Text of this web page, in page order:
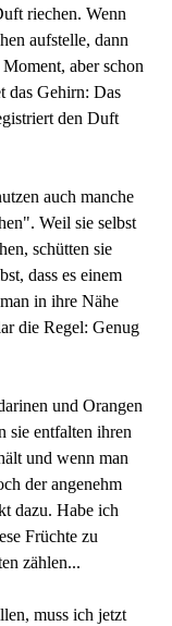
riechen. Wenn
aufstelle, dann
aber schon
das Gehirn: Das
den Duft
auch manche
Weil sie selbst
schütten sie
dass es einem
in ihre Nähe
die Regel: Genug
und Orangen
sie entfalten ihren
und wenn man
der angenehm
dazu. Habe ich
Früchte zu
zählen...
muss ich jetzt